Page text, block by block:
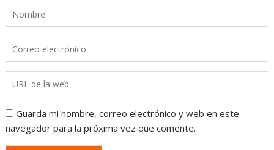
Guarda mi nombre, correo electrónico y web en este
navegador para la próxima vez que comente.